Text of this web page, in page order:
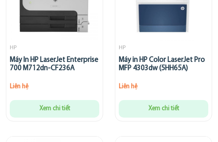
HP
Máy In HP LaserJet Enterprise
700 M712dn-CF236A
Liên hệ
Xem chi tiết
HP
Máy in HP Color LaserJet Pro
MFP 4303dw (5HH65A)
Liên hệ
Xem chi tiết